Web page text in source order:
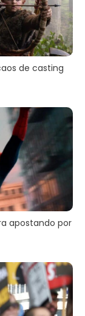
de casting
apostando por